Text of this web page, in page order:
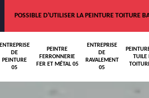
POSSIBLE D'UTILISER LA PEINTURE TOITURE
ENTREPRISE
DE
PEINTURE
05
PEINTRE
FERRONNERIE
FER ET MÉTAL 05
ENTREPRISE
DE
RAVALEMENT
05
TUILE